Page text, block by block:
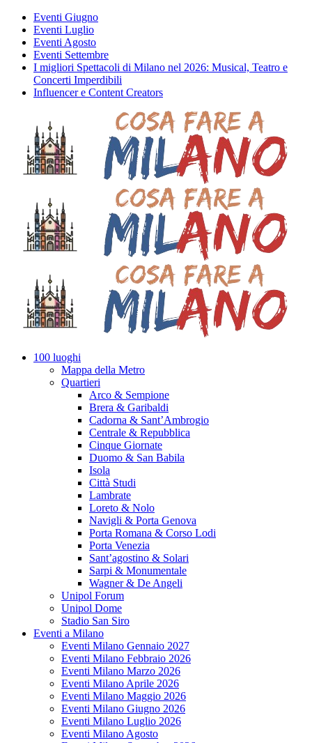
Eventi Giugno
Eventi Luglio
Eventi Agosto
Eventi Settembre
I migliori Spettacoli di Milano nel 2026: Musical, Teatro e
Concerti Imperdibili
Influencer e Content Creators
100 luoghi
Mappa della Metro
Quartieri
Arco & Sempione
Brera & Garibaldi
Cadorna & Sant’Ambrogio
Centrale & Repubblica
Cinque Giornate
Duomo & San Babila
Isola
Città Studi
Lambrate
Loreto & Nolo
Navigli & Porta Genova
Porta Romana & Corso Lodi
Porta Venezia
Sant’agostino & Solari
Sarpi & Monumentale
Wagner & De Angeli
Unipol Forum
Unipol Dome
Stadio San Siro
Eventi a Milano
Eventi Milano Gennaio 2027
Eventi Milano Febbraio 2026
Eventi Milano Marzo 2026
Eventi Milano Aprile 2026
Eventi Milano Maggio 2026
Eventi Milano Giugno 2026
Eventi Milano Luglio 2026
Eventi Milano Agosto